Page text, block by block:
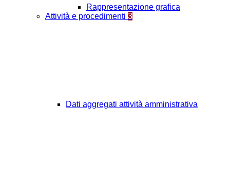
Rappresentazione grafica
Attività e procedimenti 3
Dati aggregati attività amministrativa